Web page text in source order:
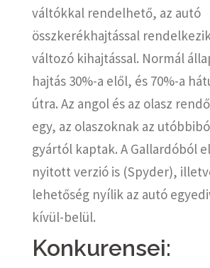
váltókkal rendelhető, az autó
összkerékhajtással
változó kihajtással. Normál
hajtás 30%-a elől, és 70%-a
útra. Az angol és az olasz
egy, az olaszoknak az
gyártól kaptak. A Gallardóból
nyitott verzió is (Spyder),
lehetőség nyílik az autó
kívül-belül.
Konkurensei: